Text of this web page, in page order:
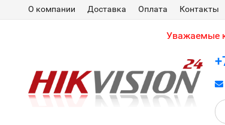
О компании Доставка Оплата Контакты
Уважаемые